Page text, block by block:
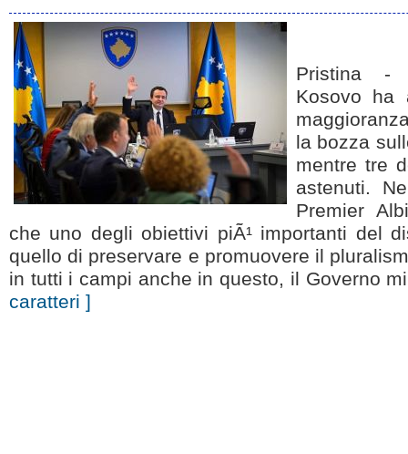
Pristina -
Kosovo ha
la bozza
mentre tre
astenuti.
Premier
che uno degli obiettivi piÃ¹ importanti del
quello di preservare e promuovere il
in tutti i campi anche in questo, il Governo
caratteri ]